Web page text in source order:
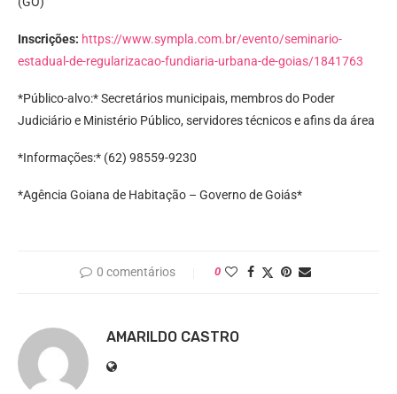
Inscrições: https://www.sympla.com.br/evento/seminario-
estadual-de-regularizacao-fundiaria-urbana-de-goias/1841763
*Público-alvo:* Secretários municipais, membros do Poder
Judiciário e Ministério Público, servidores técnicos e afins da área
*Informações:* (62) 98559-9230
*Agência Goiana de Habitação – Governo de Goiás*
0 comentários 0
AMARILDO CASTRO